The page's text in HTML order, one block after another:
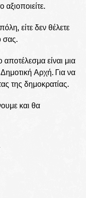
αξιοποιείτε.
είτε δεν θέλετε
σας.
αποτέλεσμα είναι μια
Αρχή. Για να
της δημοκρατίας.
και θα